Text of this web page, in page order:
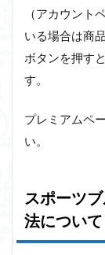
（アカウント
いる場合は商
ボタンを押す
す。
プレミアムペ
い。
スポーツ
法について